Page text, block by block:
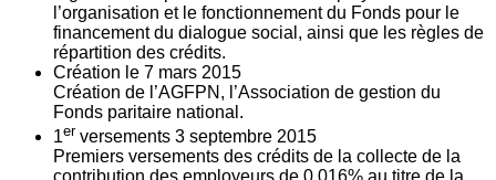
l’organisation et le fonctionnement du Fonds pour le
financement du dialogue social, ainsi que les règles de
répartition des crédits.
Création le 7 mars 2015
Création de l’AGFPN, l’Association de gestion du
Fonds paritaire national.
1er versements 3 septembre 2015
Premiers versements des crédits de la collecte de la